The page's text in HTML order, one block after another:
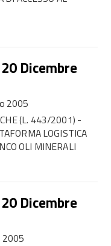
Dicembre
2005
(L. 443/2001) -
LOGISTICA
OLI MINERALI
Dicembre
2005